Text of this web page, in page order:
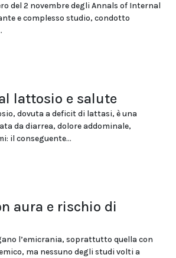
del 2 novembre degli Annals of Internal
e complesso studio, condotto
lattosio e salute
dovuta a deficit di lattasi, è una
da diarrea, dolore addominale,
il conseguente...
aura e rischio di
l’emicrania, soprattutto quella con
ma nessuno degli studi volti a